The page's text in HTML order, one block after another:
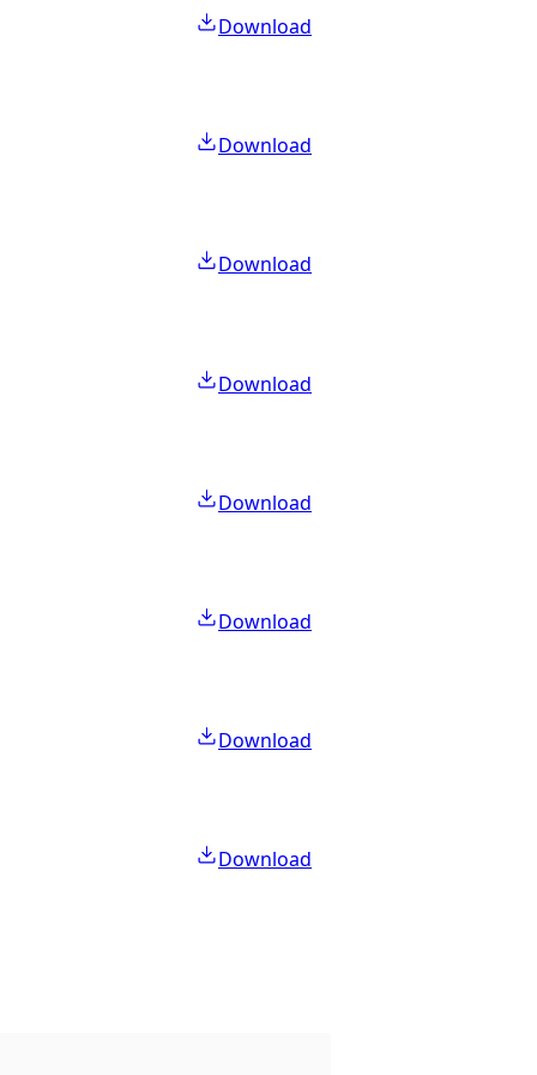
Download
Download
Download
Download
Download
Download
Download
Download